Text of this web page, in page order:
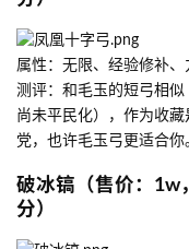
属性：无限、经验修补、
测评：和毛玉的短弓相
尚未平民化），作为收
党，也许毛玉弓更适合你
破冰镐（售价：1w
分）